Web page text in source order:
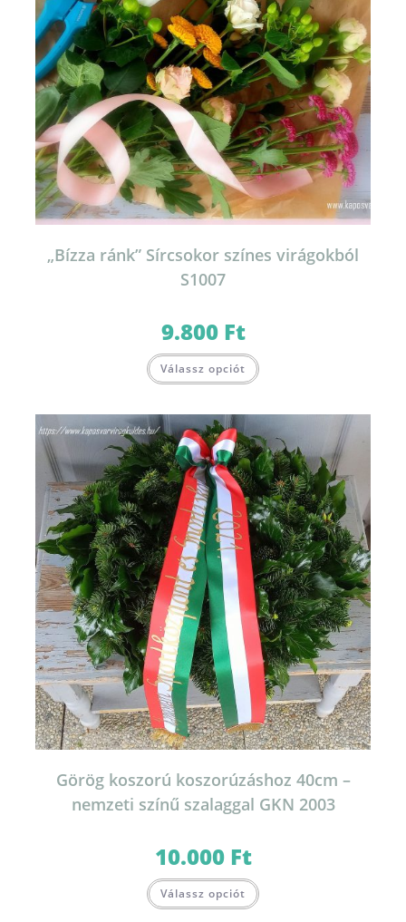
„Bízza ránk” Sírcsokor színes virágokból
S1007
9.800 Ft
Válassz opciót
Görög koszorú koszorúzáshoz 40cm –
nemzeti színű szalaggal GKN 2003
10.000 Ft
Válassz opciót